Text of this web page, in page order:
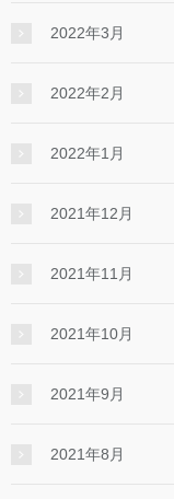
2022年3月
2022年2月
2022年1月
2021年12月
2021年11月
2021年10月
2021年9月
2021年8月